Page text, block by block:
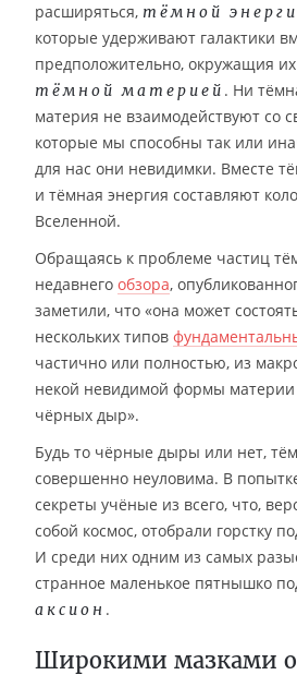
расширяться, тёмной
которые удерживают галактики
предположительно, окружащия
тёмной материей . Ни
материя не взаимодействуют со
которые мы способны так или
для нас они невидимки. Вместе
и тёмная энергия составляют
Вселенной.
Обращаясь к проблеме частиц
недавнего обзора,
заметили, что «она может
нескольких типов
частично или полностью, из
некой невидимой формы
чёрных дыр».
Будь то чёрные дыры или нет,
совершенно неуловима. В
секреты учёные из всего, что,
собой космос, отобрали горстку
И среди них одним из самых
странное маленькое пятнышко
аксион .
Широкими мазками о